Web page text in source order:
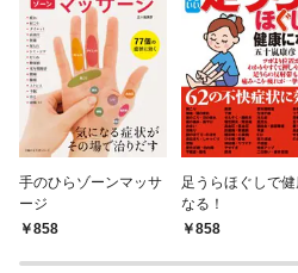
手のひらゾーンマッサ
ージ
858
足うらほぐしで健
なる！
858